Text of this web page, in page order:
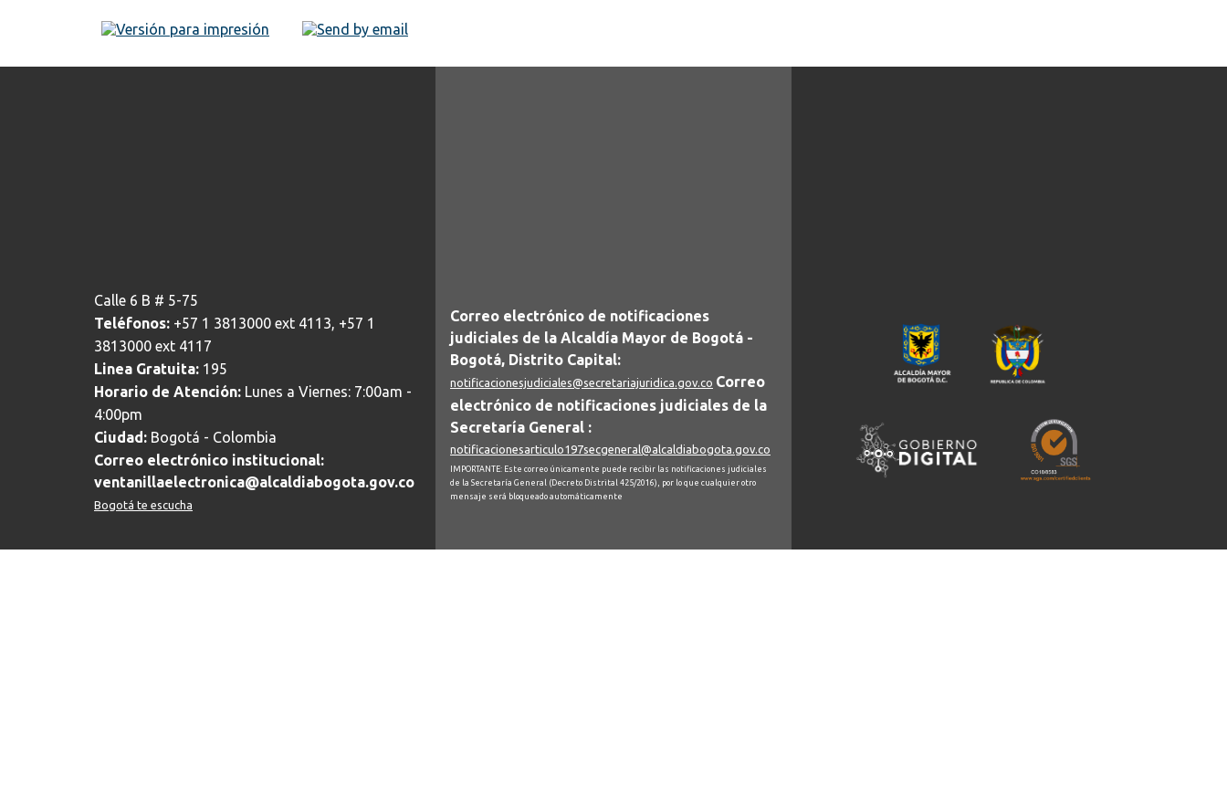
Calle 6 B # 5-75
Teléfonos: +57 1 3813000 ext 4113, +57 1
3813000 ext 4117
Linea Gratuita: 195
Horario de Atención: Lunes a Viernes: 7:00am -
4:00pm
Ciudad: Bogotá - Colombia
Correo electrónico institucional:
ventanillaelectronica@alcaldiabogota.gov.co
Bogotá te escucha
Correo electrónico de notificaciones
judiciales de la Alcaldía Mayor de Bogotá -
Bogotá, Distrito Capital:
notificacionesjudiciales@secretariajuridica.gov.co Correo
electrónico de notificaciones judiciales de la
Secretaría General :
notificacionesarticulo197secgeneral@alcaldiabogota.gov.co
IMPORTANTE: Este correo únicamente puede recibir las notificaciones judiciales
de la Secretaría General (Decreto Distrital 425/2016), por lo que cualquier otro
mensaje será bloqueado automáticamente